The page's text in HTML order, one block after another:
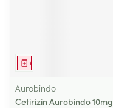
Geneesmiddel
Aurobindo
Cetirizin Aurobindo 10mg